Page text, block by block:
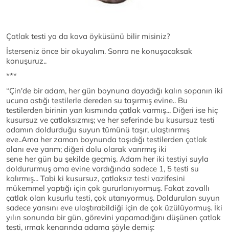
Çatlak testi ya da kova öyküsünü bilir misiniz?
İsterseniz önce bir okuyalım. Sonra ne konuşacaksak
konuşuruz..
***
“Çin'de bir adam, her gün boynuna dayadığı kalın sopanın iki
ucuna astığı testilerle dereden su taşırmış evine.. Bu
testilerden birinin yan kısmında çatlak varmış... Diğeri ise hiç
kusursuz ve çatlaksızmış; ve her seferinde bu kusursuz testi
adamın doldurduğu suyun tümünü taşır, ulaştırırmış
eve..Ama her zaman boynunda taşıdığı testilerden çatlak
olanı eve yarım; diğeri dolu olarak varırmış iki
sene her gün bu şekilde geçmiş. Adam her iki testiyi suyla
doldururmuş ama evine vardığında sadece 1, 5 testi su
kalırmış... Tabi ki kusursuz, çatlaksız testi vazifesini
mükemmel yaptığı için çok gururlanıyormuş. Fakat zavallı
çatlak olan kusurlu testi, çok utanıyormuş. Doldurulan suyun
sadece yarısını eve ulaştırabildiği için de çok üzülüyormuş. İki
yılın sonunda bir gün, görevini yapamadığını düşünen çatlak
testi, ırmak kenarında adama şöyle demiş: